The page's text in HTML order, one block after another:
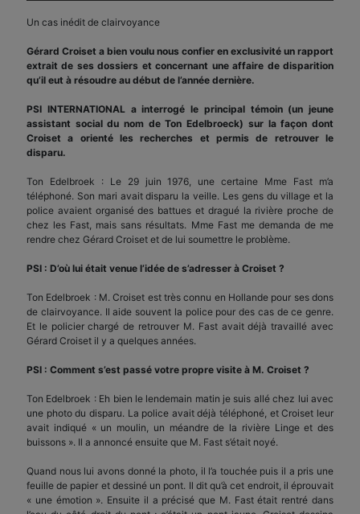
Un cas inédit de clairvoyance
Gérard Croiset a bien voulu nous confier en exclusivité un rapport
extrait de ses dossiers et concernant une affaire de disparition
qu’il eut à résoudre au début de l’année dernière.
PSI INTERNATIONAL a interrogé le principal témoin (un jeune
assistant social du nom de Ton Edelbroeck) sur la façon dont
Croiset a orienté les recherches et permis de retrouver le
disparu.
Ton Edelbroek : Le 29 juin 1976, une certaine Mme Fast m’a
téléphoné. Son mari avait disparu la veille. Les gens du village et la
police avaient organisé des battues et dragué la rivière proche de
chez les Fast, mais sans résultats. Mme Fast me demanda de me
rendre chez Gérard Croiset et de lui soumettre le problème.
PSI : D’où lui était venue l’idée de s’adresser à Croiset ?
Ton Edelbroek : M. Croiset est très connu en Hollande pour ses dons
de clairvoyance. Il aide souvent la police pour des cas de ce genre.
Et le policier chargé de retrouver M. Fast avait déjà travaillé avec
Gérard Croiset il y a quelques années.
PSI : Comment s’est passé votre propre visite à M. Croiset ?
Ton Edelbroek : Eh bien le lendemain matin je suis allé chez lui avec
une photo du disparu. La police avait déjà téléphoné, et Croiset leur
avait indiqué « un moulin, un méandre de la rivière Linge et des
buissons ». Il a annoncé ensuite que M. Fast s’était noyé.
Quand nous lui avons donné la photo, il l’a touchée puis il a pris une
feuille de papier et dessiné un pont. Il dit qu’à cet endroit, il éprouvait
« une émotion ». Ensuite il a précisé que M. Fast était rentré dans